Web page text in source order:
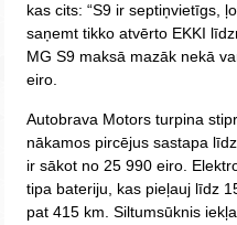
kas cits: “S9 ir septiņvietīgs,
saņemt tikko atvērto EKKI
MG S9 maksā mazāk nekā
eiro.
Autobrava Motors turpina
nākamos pircējus sastapa
ir sākot no 25 990 eiro.
tipa bateriju, kas pieļauj līdz
pat 415 km. Siltumsūknis